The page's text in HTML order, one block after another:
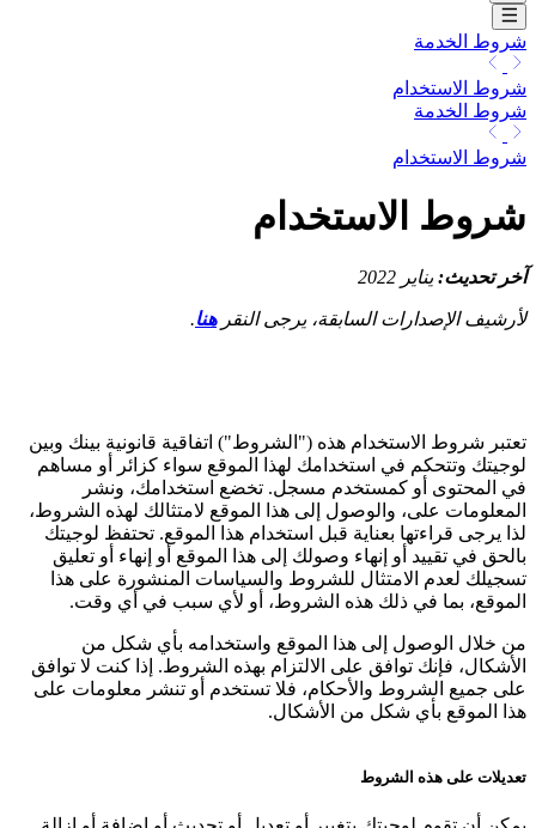
شروط الخدمة
شروط الاستخدام
شروط الخدمة
شروط الاستخدام
شروط الاستخدام
آخر تحديث:يناير 2022
لأرشيف الإصدارات السابقة، يرجى النقرهنا.
تعتبر شروط الاستخدام هذه ("الشروط") اتفاقية قانونية بينك وبين
لوجيتك وتتحكم في استخدامك لهذا الموقع سواء كزائر أو مساهم
في المحتوى أو كمستخدم مسجل. تخضع استخدامك، ونشر
المعلومات على، والوصول إلى هذا الموقع لامتثالك لهذه الشروط،
لذا يرجى قراءتها بعناية قبل استخدام هذا الموقع. تحتفظ لوجيتك
بالحق في تقييد أو إنهاء وصولك إلى هذا الموقع أو إنهاء أو تعليق
تسجيلك لعدم الامتثال للشروط والسياسات المنشورة على هذا
الموقع، بما في ذلك هذه الشروط، أو لأي سبب في أي وقت.
من خلال الوصول إلى هذا الموقع واستخدامه بأي شكل من
الأشكال، فإنك توافق على الالتزام بهذه الشروط. إذا كنت لا توافق
على جميع الشروط والأحكام، فلا تستخدم أو تنشر معلومات على
هذا الموقع بأي شكل من الأشكال.
تعديلات على هذه الشروط